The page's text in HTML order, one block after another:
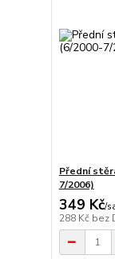
Přední
7/2006)
349 Kč/
288 Kč bez